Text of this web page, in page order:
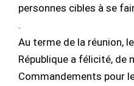
personnes cibles à se
.
Au terme de la réunion,
République a félicité, de
Commandements pour